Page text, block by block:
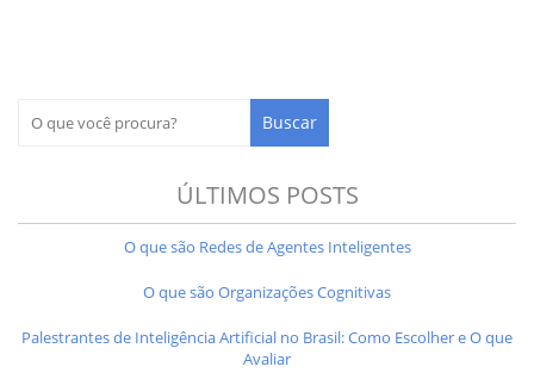
ÚLTIMOS POSTS
O que são Redes de Agentes Inteligentes
O que são Organizações Cognitivas
Palestrantes de Inteligência Artificial no Brasil: Como Escolher e O que
Avaliar